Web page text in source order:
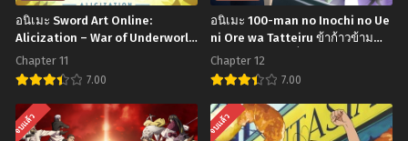
อนิเมะ Sword Art Online:
Alicization – War of Underworld
2nd Season ซอร์ดอาร์ตออนไลน์
ภาค 3 ปี 3 ตอนที่1-11 ซับไทย
Chapter 11
7.00
อ
นิ
อนิเมะ 100-man no Inochi no Ue
ni Ore wa Tatteiru ข้าก้าวข้าม
ผ่าน 1 ล้านชีวิตเพื่อพิชิตเกมมรณะ
ตอนที่1-12 พากย์ไทย
Chapter 12
7.00
อ
นิ
จบแล้ว จบแล้ว